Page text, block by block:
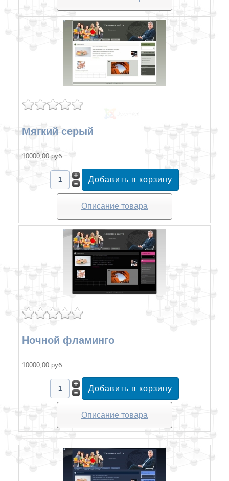
Мягкий серый
10000,00 руб
Описание товара
Ночной фламинго
10000,00 руб
Описание товара